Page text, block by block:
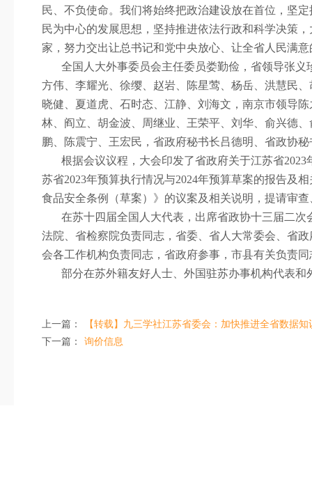
民、不负使命。我们将始终把政治建设放在首位，坚
民为中心的发展思想，坚持推进依法行政和科学决策
家，努力交出让总书记和党中央放心、让全省人民满
全国人大外事委员会主任委员娄勤俭，省领导张
方伟、李耀光、徐缨、赵岩、陈星莺、杨岳、洪慧民
晓健、夏道虎、石时态、江静、刘海文，南京市领导
林、阎立、胡金波、周继业、王荣平、刘华、俞兴德
鹏、陈震宁、王宏民，省政府秘书长吕德明、省政协
根据会议议程，大会印发了省政府关于江苏省2023
苏省2023年预算执行情况与2024年预算草案的报告及
食品安全条例（草案）》的议案及相关说明，提请审查
在苏十四届全国人大代表，出席省政协十三届二
法院、省检察院负责同志，省委、省人大常委会、省
会各工作机构负责同志，省政府参事，市县有关负责
部分在苏外籍友好人士、外国驻苏办事机构代表
上一篇：
【转载】九三学社江苏省委会：加快推进全省数据
下一篇：
询价信息